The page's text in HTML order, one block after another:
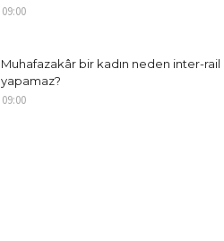
09:00
Muhafazakâr bir kadın neden inter-rail
yapamaz?
09:00